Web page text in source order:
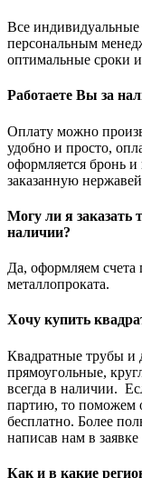
Все
персональным
оптимальные сроки
Работаете Вы за
Оплату можно
удобно и просто,
оформляется бронь и
заказанную
Могу ли я заказать
наличии?
Да, оформляем счета
металлопроката.
Хочу купить
Квадратные трубы и
прямоугольные,
всегда в наличии.
партию, то поможем
бесплатно. Более
написав нам в
Как и в какие